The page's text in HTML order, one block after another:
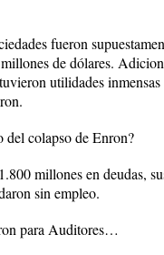
fueron
de dólares.
utilidades
del colapso de Enron?
millones en deudas,
sin empleo.
para Auditores…